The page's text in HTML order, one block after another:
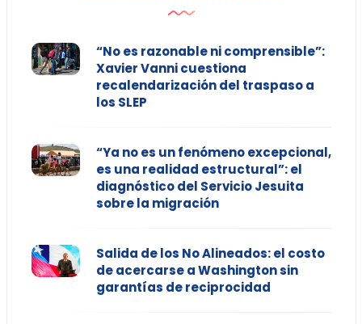
“No es razonable ni comprensible”:
Xavier Vanni cuestiona
recalendarización del traspaso a
los SLEP
“Ya no es un fenómeno excepcional,
es una realidad estructural”: el
diagnóstico del Servicio Jesuita
sobre la migración
Salida de los No Alineados: el costo
de acercarse a Washington sin
garantías de reciprocidad